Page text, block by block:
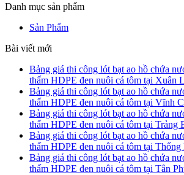
Danh mục sản phẩm
Sản Phẩm
Bài viết mới
Bảng giá thi công lót bạt ao hồ chứa
thấm HDPE đen nuôi cá tôm tại Xuân
Bảng giá thi công lót bạt ao hồ chứa
thấm HDPE đen nuôi cá tôm tại Vĩnh
Bảng giá thi công lót bạt ao hồ chứa
thấm HDPE đen nuôi cá tôm tại Trảng
Bảng giá thi công lót bạt ao hồ chứa
thấm HDPE đen nuôi cá tôm tại
Bảng giá thi công lót bạt ao hồ chứa
thấm HDPE đen nuôi cá tôm tại Tân